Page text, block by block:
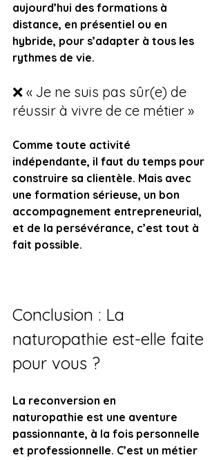
aujourd’hui des formations à
distance, en présentiel ou en
hybride, pour s’adapter à tous les
rythmes de vie.
❌ « Je ne suis pas sûr(e) de
réussir à vivre de ce métier »
Comme toute activité
indépendante, il faut du temps pour
construire sa clientèle. Mais avec
une formation sérieuse, un bon
accompagnement entrepreneurial,
et de la persévérance, c’est tout à
fait possible.
Conclusion : La
naturopathie est-elle faite
pour vous ?
La reconversion en
naturopathie est une aventure
passionnante, à la fois personnelle
et professionnelle. C’est un métier